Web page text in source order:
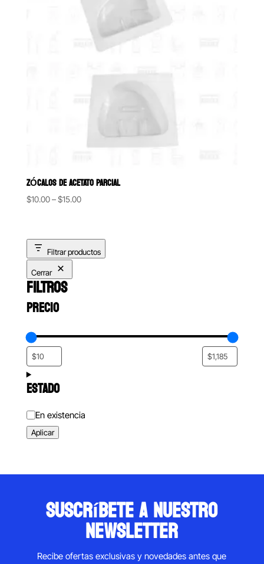
ZÓCALOS DE ACETATO PARCIAL
$10.00–$15.00Price
through
$15.00
Filtrar productos
Cerrar
FILTROS
PRECIO
ESTADO
Estado
En existencia
Aplicar
suscríbete a nuestro
newsletter
Recibe ofertas exclusivas y novedades antes que